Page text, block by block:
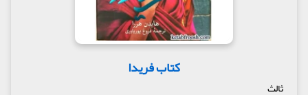
کتاب فریدا
ثالث